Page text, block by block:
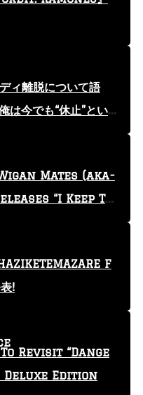
ィ離脱について語
は今でも“休止”とい
Mates (aka-
“I Keep Tr
F
!
Revisit “Dange
Deluxe Edition